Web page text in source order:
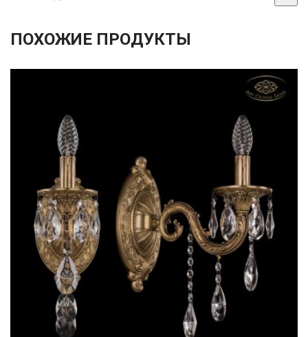
ПОХОЖИЕ ПРОДУКТЫ